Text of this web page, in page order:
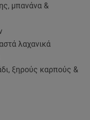
μπανάνα &
λαχανικά
ξηρούς καρπούς &